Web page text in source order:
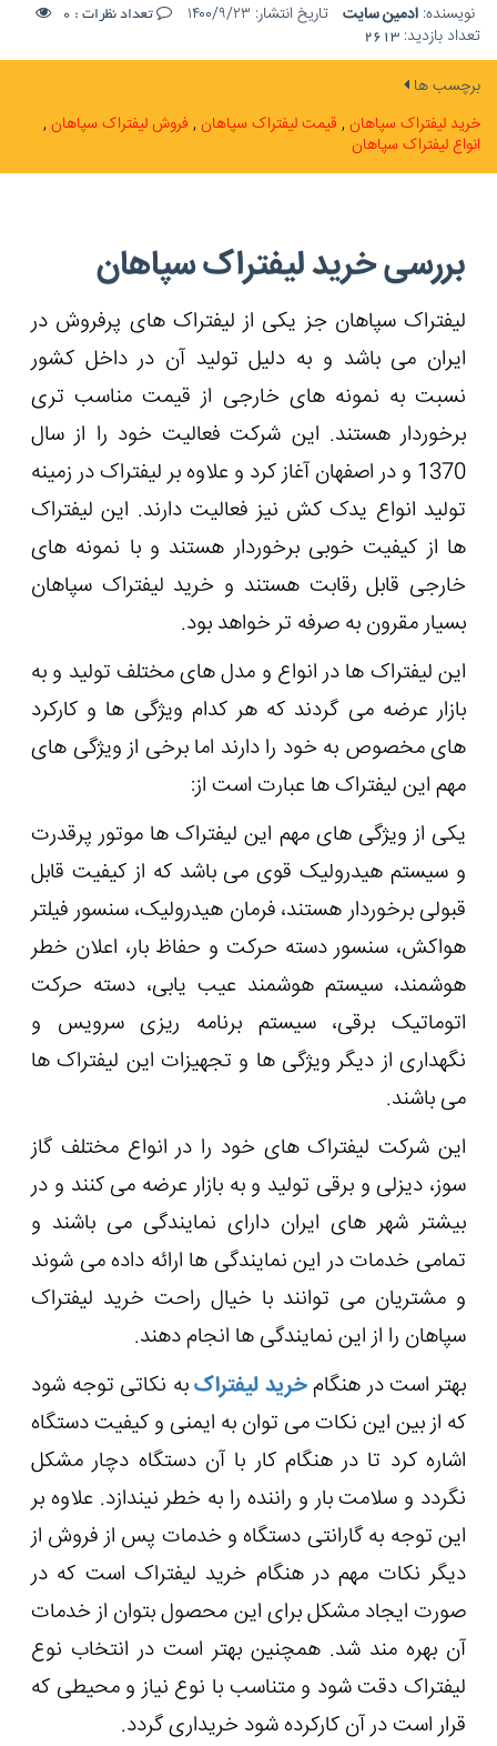
نویسنده: ادمین سایت تاریخ انتشار: ۱۴۰۰/۹/۲۳ تعداد نظرات : 0
تعداد بازدید: 2613
برچسب ها
خرید لیفتراک سپاهان قیمت لیفتراک سپاهان فروش لیفتراک سپاهان
انواع لیفتراک سپاهان
بررسی خرید لیفتراک سپاهان
لیفتراک سپاهان جز یکی از لیفتراک های پرفروش در
ایران می باشد و به دلیل تولید آن در داخل کشور
نسبت به نمونه های خارجی از قیمت مناسب تری
برخوردار هستند. این شرکت فعالیت خود را از سال
1370 و در اصفهان آغاز کرد و علاوه بر لیفتراک در زمینه
تولید انواع یدک کش نیز فعالیت دارند. این لیفتراک
ها از کیفیت خوبی برخوردار هستند و با نمونه های
خارجی قابل رقابت هستند و خرید لیفتراک سپاهان
بسیار مقرون به صرفه تر خواهد بود.
این لیفتراک ها در انواع و مدل های مختلف تولید و به
بازار عرضه می گردند که هر کدام ویژگی ها و کارکرد
های مخصوص به خود را دارند اما برخی از ویژگی های
مهم این لیفتراک ها عبارت است از:
یکی از ویژگی های مهم این لیفتراک ها موتور پرقدرت
و سیستم هیدرولیک قوی می باشد که از کیفیت قابل
قبولی برخوردار هستند، فرمان هیدرولیک، سنسور فیلتر
هواکش، سنسور دسته حرکت و حفاظ بار، اعلان خطر
هوشمند، سیستم هوشمند عیب یابی، دسته حرکت
اتوماتیک برقی، سیستم برنامه ریزی سرویس و
نگهداری از دیگر ویژگی ها و تجهیزات این لیفتراک ها
می باشند.
این شرکت لیفتراک های خود را در انواع مختلف گاز
سوز، دیزلی و برقی تولید و به بازار عرضه می کنند و در
بیشتر شهر های ایران دارای نمایندگی می باشند و
تمامی خدمات در این نمایندگی ها ارائه داده می شوند
و مشتریان می توانند با خیال راحت خرید لیفتراک
سپاهان را از این نمایندگی ها انجام دهند.
بهتر است در هنگامخرید لیفتراکبه نکاتی توجه شود
که از بین این نکات می توان به ایمنی و کیفیت دستگاه
اشاره کرد تا در هنگام کار با آن دستگاه دچار مشکل
نگردد و سلامت بار و راننده را به خطر نیندازد. علاوه بر
این توجه به گارانتی دستگاه و خدمات پس از فروش از
دیگر نکات مهم در هنگام خرید لیفتراک است که در
صورت ایجاد مشکل برای این محصول بتوان از خدمات
آن بهره مند شد. همچنین بهتر است در انتخاب نوع
لیفتراک دقت شود و متناسب با نوع نیاز و محیطی که
قرار است در آن کارکرده شود خریداری گردد.